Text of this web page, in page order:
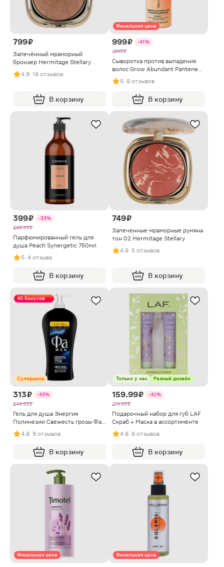
799 ₽
Запечённый мраморный
бронзер Hermitage Stellary
4.9· 18 отзывов
В корзину
Финальная цена
999 ₽
-41%
1699 ₽
Сыворотка против выпадения
волос Grow Abundant Pantene
60мл
5· 8 отзывов
В корзину
399 ₽
-33%
599.99 ₽
Парфюмированный гель для
душа Peach Synergetic 750мл
5· 4 отзыва
В корзину
749 ₽
Запеченные мраморные румяна
тон 02 Hermitage Stellary
4.8· 5 отзывов
В корзину
40 бонусов
Суперцена
313 ₽
-43%
549.99 ₽
Гель для душа Энергия
Полинезии Свежесть грозы Фа
Men 750мл
4.8· 9 отзывов
В корзину
Только у нас Разный дизайн
159.99 ₽
-42%
279.99 ₽
Подарочный набор для губ LAF
Скраб + Маска в ассортименте
4.8· 8 отзывов
В корзину
Финальная цена Финальная цена